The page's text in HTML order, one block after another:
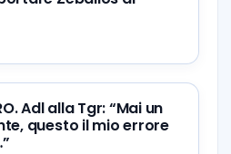
Adl alla Tgr: “Mai un
questo il mio errore